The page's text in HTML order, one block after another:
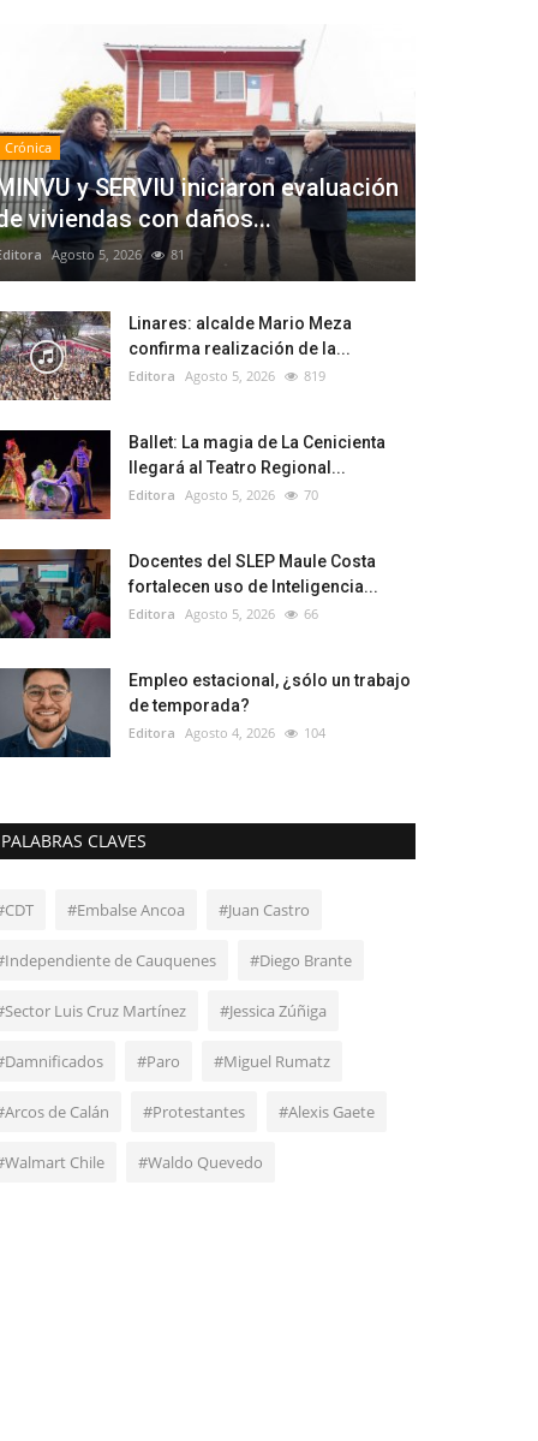
Crónica
y SERVIU iniciaron evaluación
viviendas con daños...
Agosto 5, 2026 81
Linares: alcalde Mario Meza
confirma realización de la...
Editora Agosto 5, 2026 819
Ballet: La magia de La Cenicienta
llegará al Teatro Regional...
Editora Agosto 5, 2026 70
Docentes del SLEP Maule Costa
fortalecen uso de Inteligencia...
Editora Agosto 5, 2026 66
Empleo estacional, ¿sólo un trabajo
de temporada?
Editora Agosto 4, 2026 104
PALABRAS CLAVES
#Embalse Ancoa #Juan Castro
de Cauquenes #Diego Brante
Luis Cruz Martínez #Jessica Zúñiga
#Paro #Miguel Rumatz
de Calán #Protestantes #Alexis Gaete
Chile #Waldo Quevedo